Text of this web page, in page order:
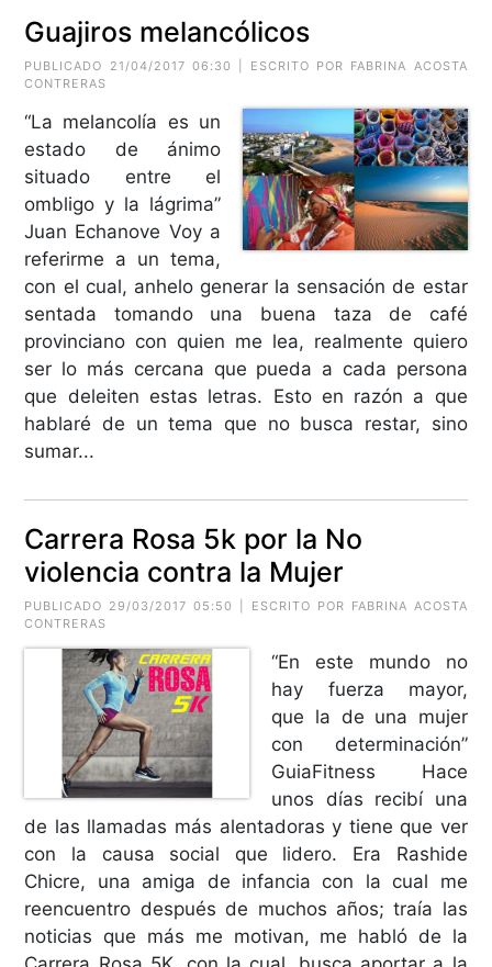
Guajiros melancólicos
PUBLICADO 21/04/2017 06:30 | ESCRITO POR FABRINA ACOSTA
CONTRERAS
“La melancolía es un
estado de ánimo
situado entre el
ombligo y la lágrima”
Juan Echanove Voy a
referirme a un tema,
con el cual, anhelo generar la sensación de estar
sentada tomando una buena taza de café
provinciano con quien me lea, realmente quiero
ser lo más cercana que pueda a cada persona
que deleiten estas letras. Esto en razón a que
hablaré de un tema que no busca restar, sino
sumar...
Carrera Rosa 5k por la No
violencia contra la Mujer
PUBLICADO 29/03/2017 05:50 | ESCRITO POR FABRINA ACOSTA
CONTRERAS
“En este mundo no
hay fuerza mayor,
que la de una mujer
con determinación”
GuiaFitness Hace
unos días recibí una
de las llamadas más alentadoras y tiene que ver
con la causa social que lidero. Era Rashide
Chicre, una amiga de infancia con la cual me
reencuentro después de muchos años; traía las
noticias que más me motivan, me habló de la